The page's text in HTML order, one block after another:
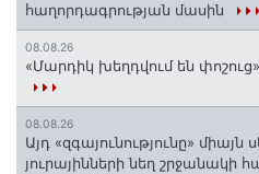
հաղորդագրության մասին
08.08.26
«Մարդիկ խեղդվում են
08.08.26
Այդ «զգայունությունը»
յուրայինների նեղ շրջանակի